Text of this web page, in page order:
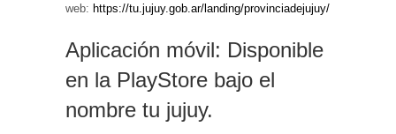
web: https://tu.jujuy.gob.ar/landing/provinciadejujuy/
Aplicación móvil: Disponible
en la PlayStore bajo el
nombre tu jujuy.